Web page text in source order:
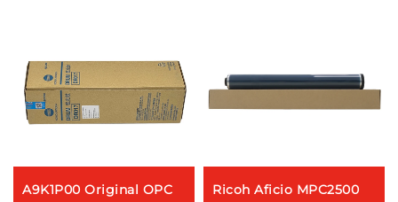
A9K1P00 Original OPC
Ricoh Aficio MPC2500